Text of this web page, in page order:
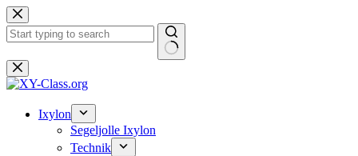
Zum
Inhalt
springen
Keine
Ergebnisse
Ixylon
Segeljolle Ixylon
Technik